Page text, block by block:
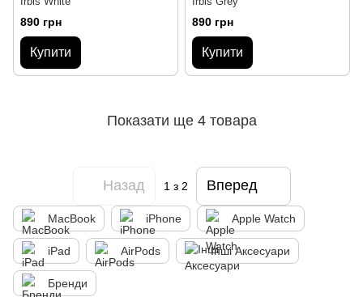
890 грн
Купити
890 грн
Купити
Показати ще 4 товара
Назад 1 з 2 Вперед
MacBook iPhone Apple Watch
iPad AirPods Інші Аксесуари
Бренди